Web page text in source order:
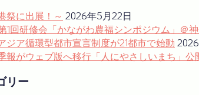
祭に出展！～ 2026年5月22日
1回研修会「かながわ農福シンポジウム」＠
ジア循環型都市宣言制度が21都市で始動
報がウェブ版へ移行「人にやさしいまち」公
リー